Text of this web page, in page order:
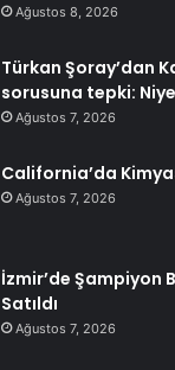
Ağustos 8, 2026
Türkan Şoray’dan
sorusuna tepki:
Ağustos 7, 2026
California’da
Ağustos 7, 2026
İzmir’de Şampiyon
Satıldı
Ağustos 7, 2026